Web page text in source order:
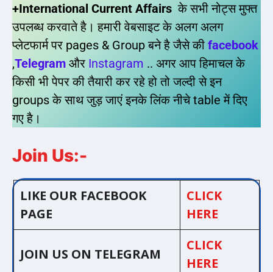
+International Current Affairs के सभी नोट्स मुफ्त
उपलब्ध करवाते है। हमारी वेबसाइट के अलग अलग
प्लेटफार्म पर pages & Group बने है जैसे की facebook
,Telegram और Instagram .. अगर आप हिमाचल के
किसी भी पेपर की तैयारी कर रहे हो तो जल्दी से इन
groups के साथ जुड़ जाएं इनके लिंक नीचे table में दिए
गए है।
Join Us:-
LIKE OUR FACEBOOK
PAGE
CLICK
HERE
JOIN US ON TELEGRAM
CLICK
HERE